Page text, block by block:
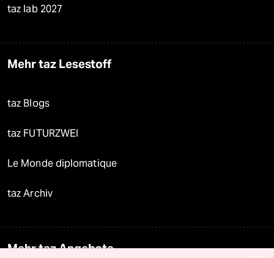
taz lab 2027
Mehr taz Lesestoff
taz Blogs
taz FUTURZWEI
Le Monde diplomatique
taz Archiv
Mehr taz Angebote